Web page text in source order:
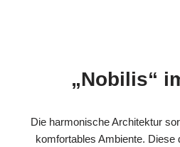
„Nobilis“
Die harmonische Architektur
komfortables Ambiente. Diese